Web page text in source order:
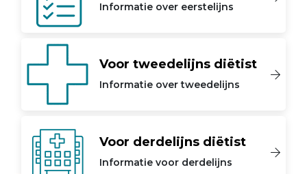
Informatie over eerstelijns
Voor tweedelijns diëtist
Informatie over tweedelijns
Voor derdelijns diëtist
Informatie voor derdelijns